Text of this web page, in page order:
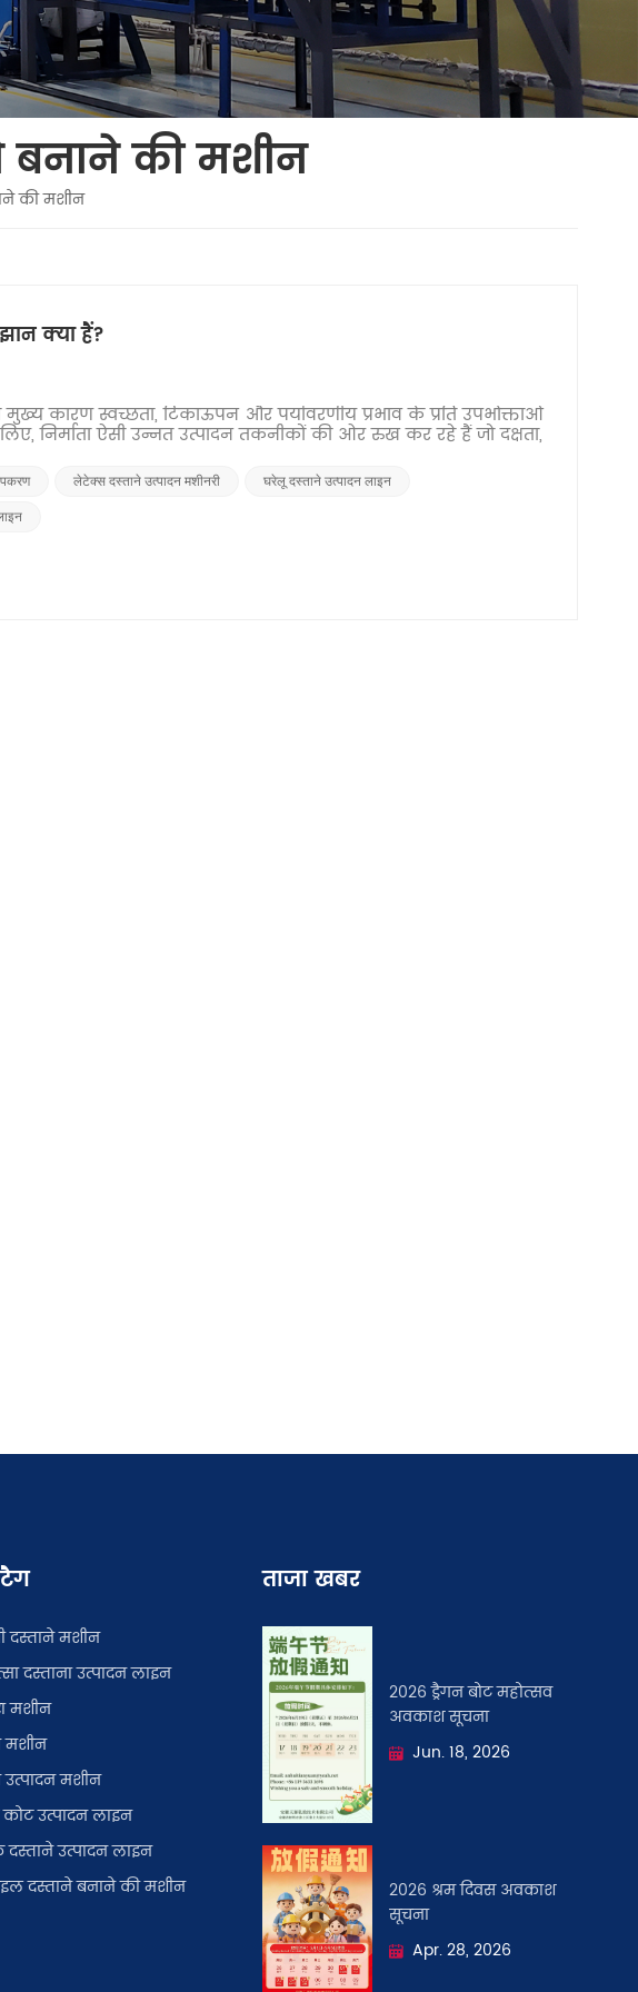
बनाने की मशीन
की मशीन
क्या हैं?
कारण स्वच्छता, टिकाऊपन और पर्यावरणीय प्रभाव के प्रति उपभोक्ताओं
निर्माता ऐसी उन्नत उत्पादन तकनीकों की ओर रुख कर रहे हैं जो दक्षता,
लेटेक्स दस्ताने उत्पादन मशीनरी घरेलू दस्ताने उत्पादन लाइन
दस्ताने मशीन
दस्ताना उत्पादन लाइन
मशीन
मशीन
मशीन
उत्पादन लाइन
दस्ताने उत्पादन लाइन
दस्ताने बनाने की मशीन
ताजा खबर
2026 ड्रैगन बोट महोत्सव
अवकाश सूचना
Jun. 18, 2026
2026 श्रम दिवस अवकाश
सूचना
Apr. 28, 2026